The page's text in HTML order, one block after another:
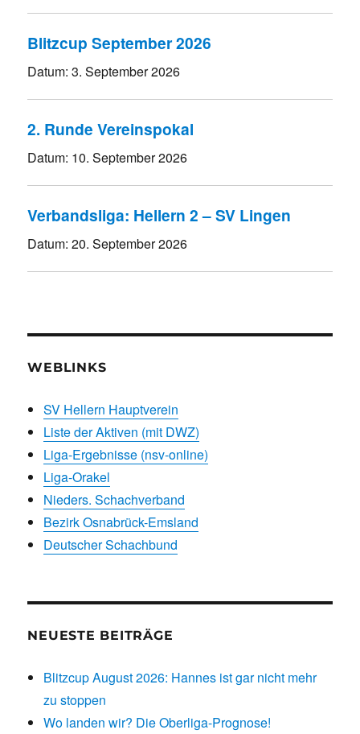
Blitzcup September 2026
Datum:3. September 2026
2. Runde Vereinspokal
Datum: 10. September 2026
Verbandsliga: Hellern 2 – SV Lingen
Datum:20. September 2026
WEBLINKS
SV Hellern Hauptverein
Liste der Aktiven (mit DWZ)
Liga-Ergebnisse (nsv-online)
Liga-Orakel
Nieders. Schachverband
Bezirk Osnabrück-Emsland
Deutscher Schachbund
NEUESTE BEITRÄGE
Blitzcup August 2026: Hannes ist gar nicht mehr
zu stoppen
Wo landen wir? Die Oberliga-Prognose!